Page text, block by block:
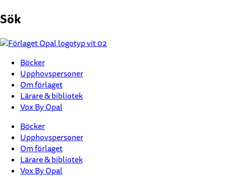
till
Sök
Böcker
Upphovspersoner
Om förlaget
Lärare & bibliotek
Vox By Opal
Böcker
Upphovspersoner
Om förlaget
Lärare & bibliotek
Vox By Opal